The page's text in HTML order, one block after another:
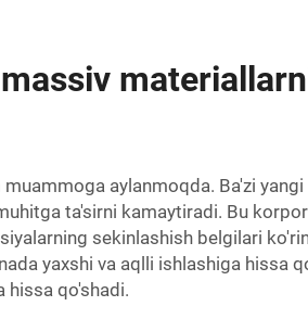
aylanmoqda. Ba'zi
ta'sirni kamaytiradi. Bu
sekinlashish belgilari
yaxshi va aqlli ishlashiga hissa
hissa qo'shadi.